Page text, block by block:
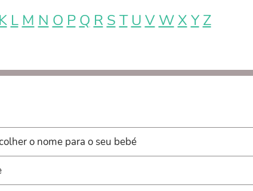
K L M N O P Q R S T U V W X Y Z
o nome para o seu bebé